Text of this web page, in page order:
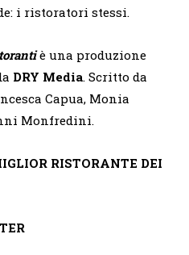
i ristoratori stessi.
è una produzione
DRY Media. Scritto da
Capua, Monia
Monfredini.
RISTORANTE DEI